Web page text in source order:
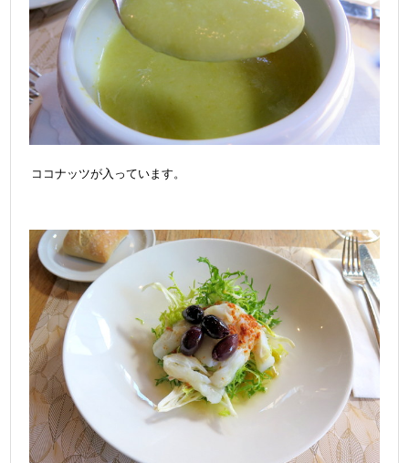
ココナッツが入っています。